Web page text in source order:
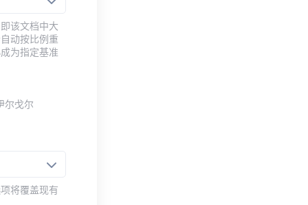
该文档中大
动按比例重
为指定基准
·戈尔
将覆盖现有